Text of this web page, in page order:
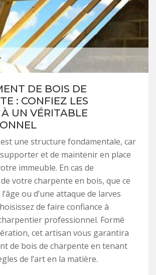
DE BOIS DE
: CONFIEZ LES
UN VÉRITABLE
une structure fondamentale, car
supporter et de maintenir en place
immeuble. En cas de
votre charpente en bois, que ce
ou d’une attaque de larves
de faire confiance à
charpentier professionnel. Formé
cet artisan vous garantira
de bois de charpente en tenant
de l’art en la matière.